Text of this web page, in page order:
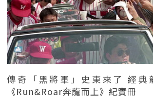
傳奇「黑將軍」史東來了 經典
《Run&Roar奔龍而上》紀實冊